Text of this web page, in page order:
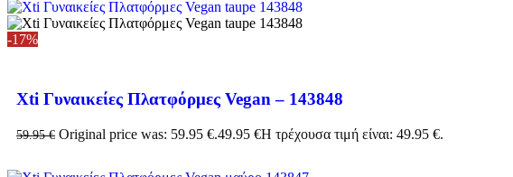
-17%
Xti Γυναικείες Πλατφόρμες Vegan – 143848
59.95€ Original price was: 59.95 €.49.95 €Η τρέχουσα τιμή είναι: 49.95 €.